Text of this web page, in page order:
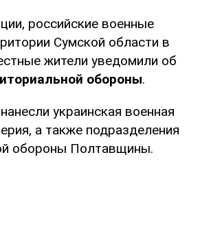
российские военные
Сумской области в
жители уведомили об
обороны.
украинская военная
а также подразделения
обороны Полтавщины.